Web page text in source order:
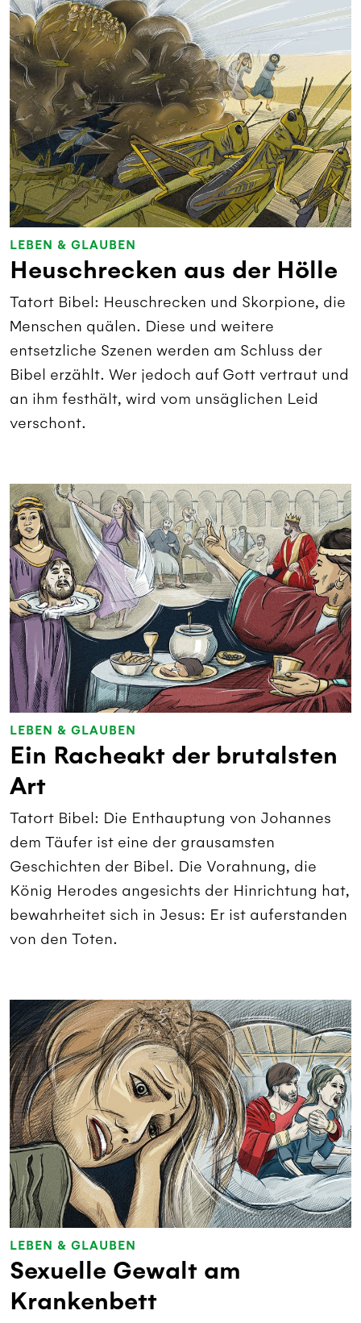
LEBEN & GLAUBEN
Heuschrecken aus der Hölle
Tatort Bibel: Heuschrecken und Skorpione, die
Menschen quälen. Diese und weitere
entsetzliche Szenen werden am Schluss der
Bibel erzählt. Wer jedoch auf Gott vertraut und
an ihm festhält, wird vom unsäglichen Leid
verschont.
LEBEN & GLAUBEN
Ein Racheakt der brutalsten
Art
Tatort Bibel: Die Enthauptung von Johannes
dem Täufer ist eine der grausamsten
Geschichten der Bibel. Die Vorahnung, die
König Herodes angesichts der Hinrichtung hat,
bewahrheitet sich in Jesus: Er ist auferstanden
von den Toten.
LEBEN & GLAUBEN
Sexuelle Gewalt am
Krankenbett